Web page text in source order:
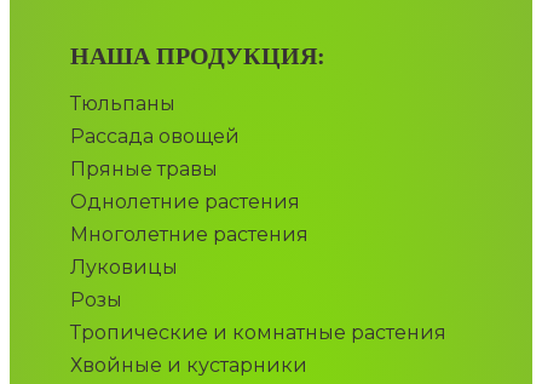
НАША ПРОДУКЦИЯ:
Тюльпаны
Рассада овощей
Пряные травы
Однолетние растения
Многолетние растения
Луковицы
Розы
Тропические и комнатные растения
Хвойные и кустарники